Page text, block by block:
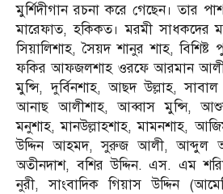
মুর্শিদীগান রচনা করে গেছেন। তার
মারেফাত, হকিকত। মরমী সাধকদের
সিয়ালিশাহ, সৈয়দ শানুর শাহ,
ফকির আফজলশাহ ওরফে আরমান আলী,
মুন্সি, দুর্বিনশাহ, আছদ উল্লাহ,
আনাছ আলীশাহ, আব্বাস মুন্সি,
মনুশাহ, মানউল্লাহশাহ, মামনশাহ,
উদ্দিন আহমদ, সুরুজ আলী, আব্দুল
অতীনদাশ, বশির উদ্দিন. এস. এম
নুরী, সাংবাদিক গিয়াস উদ্দিন